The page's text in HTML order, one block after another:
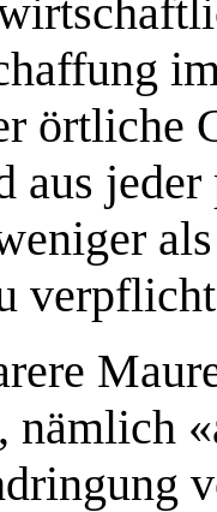
örtliche
aus
nämlich